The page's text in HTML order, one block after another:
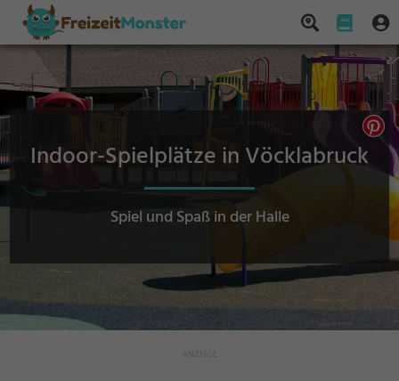
Indoor-Spielplätze in Vöcklabruck
Spiel und Spaß in der Halle